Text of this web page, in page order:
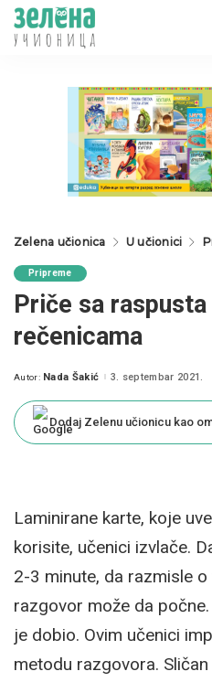
Zelena učionica U učionici
Pripreme
Priče sa
rečenicama
Posted
Autor: Nada Šakić 3. septembar 2021.
Dodaj Zelenu učionicu kao
Laminirane karte, koje
korisite, učenici izvlače.
2-3 minute, da razmisle
razgovor može da
je dobio. Ovim učenici
metodu razgovora.